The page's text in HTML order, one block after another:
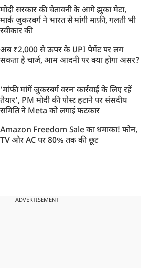
मोदी सरकार की चेतावनी के आगे झुका मेटा,
मार्क ज़ुकरबर्ग ने भारत से मांगी माफ़ी, गलती भी
स्वीकार की
अब ₹2,000 से ऊपर के UPI पेमेंट पर लग
सकता है चार्ज, आम आदमी पर क्या होगा असर?
‘मांफी मांगें जुकरबर्ग वरना कार्रवाई के लिए रहें
तैयार’, PM मोदी की पोस्ट हटाने पर संसदीय
समिति ने Meta को लगाई फटकार
Amazon Freedom Sale का धमाका! फोन,
TV और AC पर 80% तक की छूट
ADVERTISEMENT